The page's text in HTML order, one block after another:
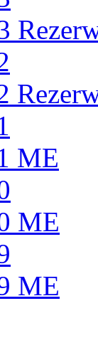
ME
ME
ME